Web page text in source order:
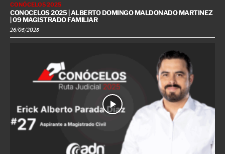
CONÓCELOS 2025
CONOCELOS 2025 | ALBERTO DOMINGO MALDONADO MARTINEZ
| 09 MAGISTRADO FAMILIAR
26/05/2025